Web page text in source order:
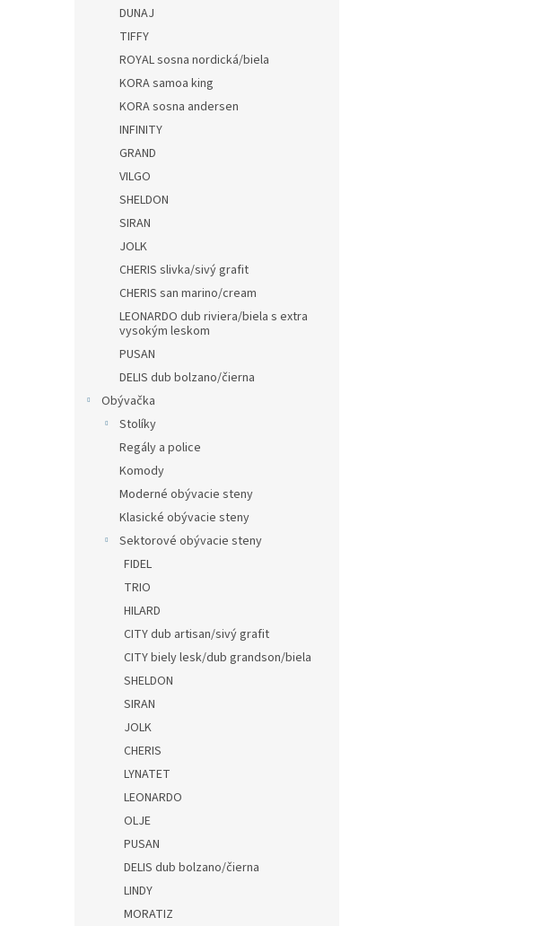
DUNAJ
TIFFY
ROYAL sosna nordická/biela
KORA samoa king
KORA sosna andersen
INFINITY
GRAND
VILGO
SHELDON
SIRAN
JOLK
CHERIS slivka/sivý grafit
CHERIS san marino/cream
LEONARDO dub riviera/biela s extra
vysokým leskom
PUSAN
DELIS dub bolzano/čierna
Obývačka
Stolíky
Regály a police
Komody
Moderné obývacie steny
Klasické obývacie steny
Sektorové obývacie steny
FIDEL
TRIO
HILARD
CITY dub artisan/sivý grafit
CITY biely lesk/dub grandson/biela
SHELDON
SIRAN
JOLK
CHERIS
LYNATET
LEONARDO
OLJE
PUSAN
DELIS dub bolzano/čierna
LINDY
MORATIZ